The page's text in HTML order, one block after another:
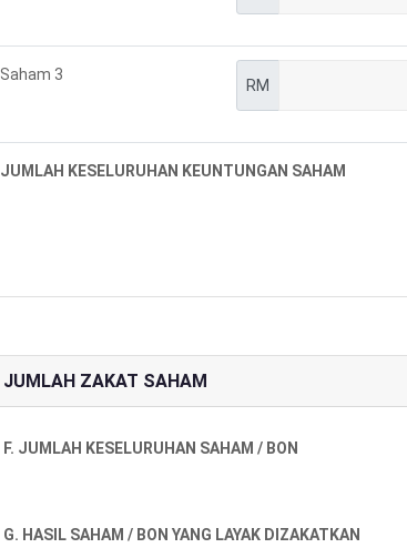
Saham 3
RM
JUMLAH KESELURUHAN KEUNTUNGAN SAHAM
JUMLAH ZAKAT SAHAM
F. JUMLAH KESELURUHAN SAHAM / BON
G. HASIL SAHAM / BON YANG LAYAK DIZAKATKAN